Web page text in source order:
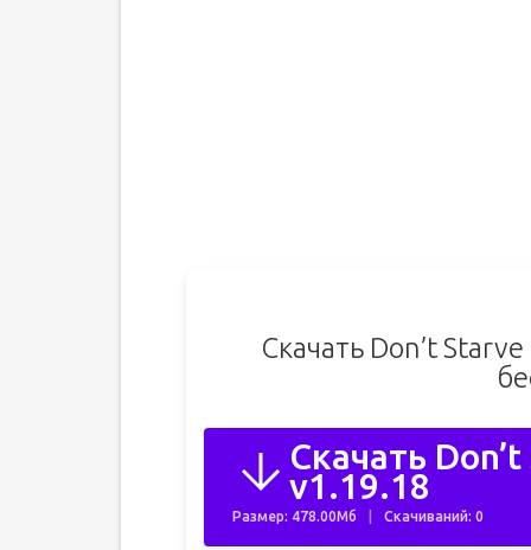
Скачать Don’t
Скачать
v1.19.18
Размер: 478.00Мб Скачиваний: 0